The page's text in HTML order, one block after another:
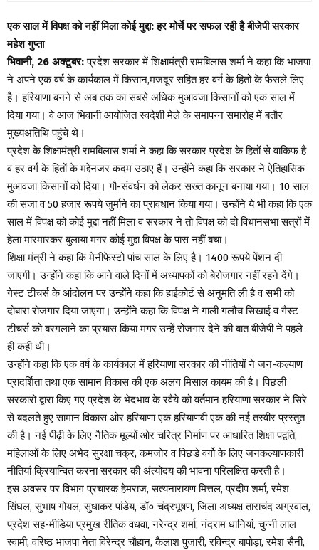
एक साल में विपक्ष को नहीं मिला कोई मुद्दा: हर मोर्चे पर सफल रही है बीजेपी सरकार
महेश गुप्ता
भिवानी, 26 अक्टूबर:प्रदेश सरकार में शिक्षामंत्री रामबिलास शर्मा ने कहा कि भाजपा
ने अपने एक वर्ष के कार्यकाल में किसान,मजदूर सहित हर वर्ग के हितों के फैसले लिए
है। हरियाणा बनने से अब तक का सबसे अधिक मुआवजा किसानों को एक साल में
दिया गया। वे आज भिवानी आयोजित स्वदेशी मेले के समापन्न समारोह में बतौर
मुख्यअतिथि पहुंचे थे।
प्रदेश के शिक्षामंत्री रामबिलास शर्मा ने कहा कि सरकार प्रदेश के हितों से वाकिफ है
व हर वर्ग के हितों के मद्देनजर कदम उठाए हैं। उन्होंने कहा कि सरकार ने ऐतिहासिक
मुआवजा किसानों को दिया। गौ-संवर्धन को लेकर सख्त कानून बनाया गया। 10 साल
की सजा व 50 हजार रूपये जुर्माने का प्रावधान किया गया। उन्होंने ये भी कहा कि एक
साल में विपक्ष को कोई मुद्दा नहीं मिला व सरकार ने तो विपक्ष को दो विधानसभा सत्रों में
हेला मारमारकर बुलाया मगर कोई मुद्दा विपक्ष के पास नहीं बचा।
शिक्षा मंत्री ने कहा कि मेनीफेस्टो पांच साल के लिए है। 1400 रूपये पेंशन दी
जाएगी। उन्होंने कहा कि आने वाले दिनों में अध्यापकों को बेरोजगार नहीं रहने देंगे।
गेस्ट टीचर्स के आंदोलन पर उन्होंने कहा कि हाईकोर्ट से अनुमति ली है व सभी को
दोबारा रोजगार दिया जाएगा। उन्होंने कहा कि विपक्ष ने गाली गलौच सिखाई व गैस्ट
टीचर्स को बरगलाने का प्रयास किया मगर उन्हें रोजगार देने की बात बीजेपी ने पहले
ही कही थी।
उन्होंने कहा कि एक वर्ष के कार्यकाल में हरियाणा सरकार की नीतियों ने जन-कल्याण
प्रादर्शिता तथा एक सामान विकास की एक अलग मिसाल कायम की है। पिछली
सरकारो द्वारा किए गए प्रदेश के भेदभाव के रवैये को वर्तमान हरियाणा सरकार ने सिरे
से बदलते हुए सामान विकास ओर हरियाणा एक हरियाणवी एक की नई तस्वीर प्रस्तुत
की है। नई पीढ़ी के लिए नैतिक मूल्यों ओर चरित्र निर्माण पर आधारित शिक्षा पद्वति,
महिलाओं के लिए अभेद सुरक्षा चक्र, कमजोर व पिछडे वर्गो के लिए जनकल्याणकारी
नीतियां क्रियान्वित करना सरकार की अंत्योदय की भावना परिलक्षित करती है।
इस अवसर पर विभाग प्रचारक हेमराज, सत्यनारायण मित्तल, प्रदीप शर्मा, रमेश
सिंघल, सुभाष गोयल, सुधाकर पांडेय, डॉ० चंद्रभूषण, जिला अध्यक्ष ताराचंद अग्रवाल,
प्रदेश सह-मीडिया प्रमुख रीतिक वधवा, नरेन्द्र शर्मा, नंदराम धानियां, चुन्नी लाल
स्वामी, वरिष्ठ भाजपा नेता विरेन्द्र चौहान, कैलाश पुजारी, रविन्द्र बापोड़ा, रमेश सैनी,